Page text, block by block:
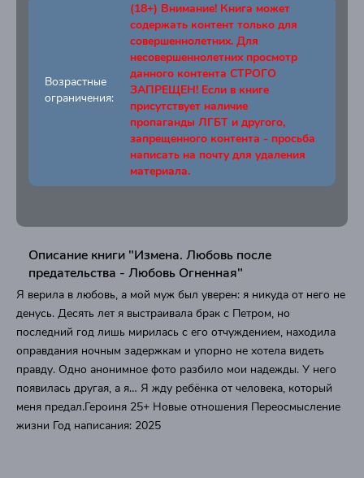
Возрастные
ограничения:
(18+) Внимание! Книга может
содержать контент только для
совершеннолетних. Для
несовершеннолетних просмотр
данного контента СТРОГО
ЗАПРЕЩЕН! Если в книге
присутствует наличие
пропаганды ЛГБТ и другого,
запрещенного контента - просьба
написать на почту для удаления
материала.
Описание книги "Измена. Любовь после
предательства - Любовь Огненная"
Я верила в любовь, а мой муж был уверен: я никуда от него не
денусь. Десять лет я выстраивала брак с Петром, но
последний год лишь мирилась с его отчуждением, находила
оправдания ночным задержкам и упорно не хотела видеть
правду. Одно анонимное фото разбило мои надежды. У него
появилась другая, а я… Я жду ребёнка от человека, который
меня предал.Героиня 25+ Новые отношения Переосмысление
жизни Год написания: 2025